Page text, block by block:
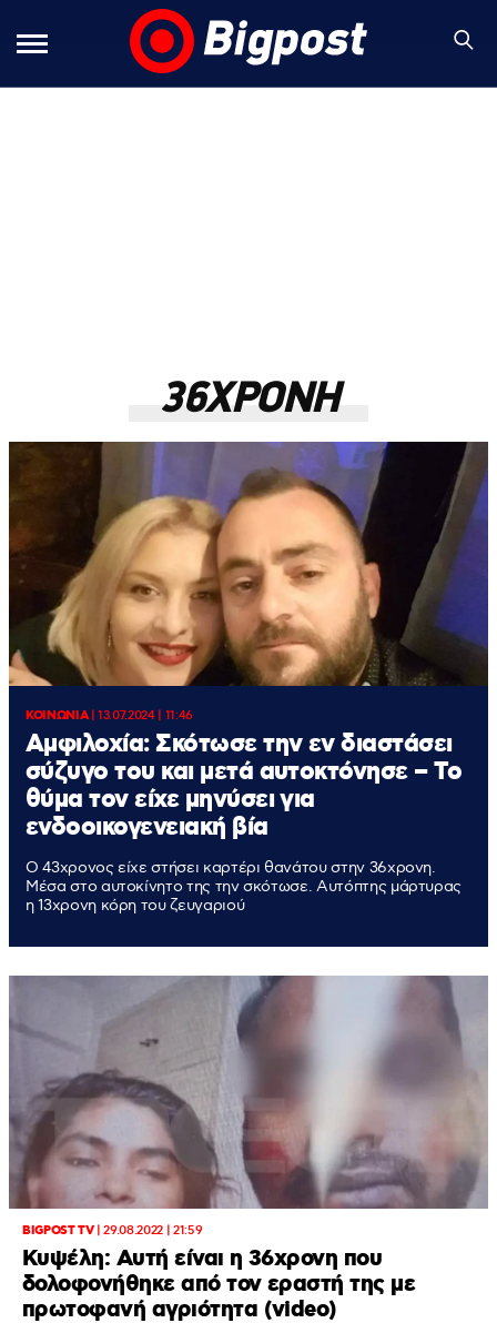
36ΧΡΟΝΗ
ΚΟΙΝΩΝΙΑ|13.07.2024 | 11:46
Αμφιλοχία: Σκότωσε την εν διαστάσει
σύζυγο του και μετά αυτοκτόνησε – Το
θύμα τον είχε μηνύσει για
ενδοοικογενειακή βία
Ο 43χρονος είχε στήσει καρτέρι θανάτου στην 36χρονη.
Μέσα στο αυτοκίνητο της την σκότωσε. Αυτόπτης μάρτυρας
η 13χρονη κόρη του ζευγαριού
BIGPOST TV|29.08.2022 | 21:59
Κυψέλη: Αυτή είναι η 36χρονη που
δολοφονήθηκε από τον εραστή της με
πρωτοφανή αγριότητα (video)